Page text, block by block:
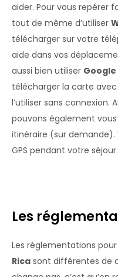
aider. Pour vous repérer
tout de même d’utiliser
télécharger sur votre
aide dans vos
aussi bien utiliser Google
télécharger la carte
l’utiliser sans connexion.
pouvons également
itinéraire (sur demande).
GPS pendant votre
Les
Les réglementations pour
Rica sont différentes de